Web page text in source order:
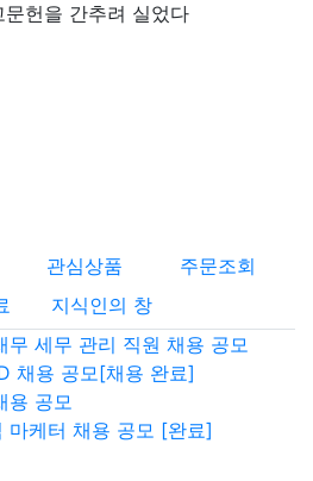
헌을 간추려 실었다
관심상품
주문조회
지식인의 창
무 세무 관리 직원 채용 공모
채용 공모[채용 완료]
용 공모
마케터 채용 공모 [완료]